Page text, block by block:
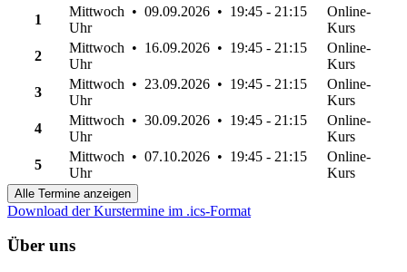
1
Mittwoch • 09.09.2026 • 19:45 - 21:15
Uhr
Online-
Kurs
2
Mittwoch • 16.09.2026 • 19:45 - 21:15
Uhr
Online-
Kurs
3
Mittwoch • 23.09.2026 • 19:45 - 21:15
Uhr
Online-
Kurs
4
Mittwoch • 30.09.2026 • 19:45 - 21:15
Uhr
Online-
Kurs
5
Mittwoch • 07.10.2026 • 19:45 - 21:15
Uhr
Online-
Kurs
Alle Termine anzeigen
Download der Kurstermine im .ics-Format
Über uns